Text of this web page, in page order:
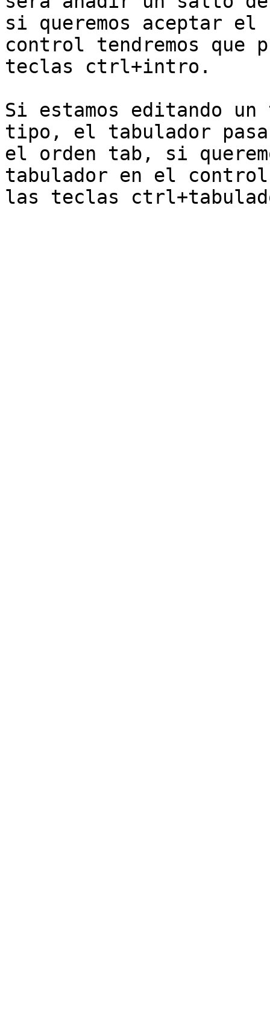
si queremos aceptar
control tendremos que
teclas ctrl+intro.
Si estamos editando
tipo, el tabulador
el orden tab, si
tabulador en el control